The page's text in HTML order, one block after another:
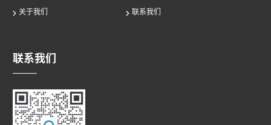
关于我们
联系我们
联系我们